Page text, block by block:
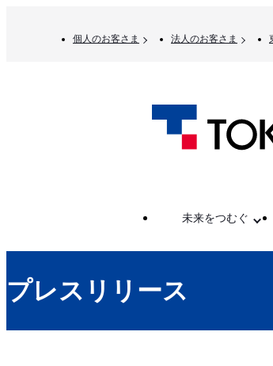
個人のお客さま 法人のお客さま
未来をつむぐ
プレスリリース